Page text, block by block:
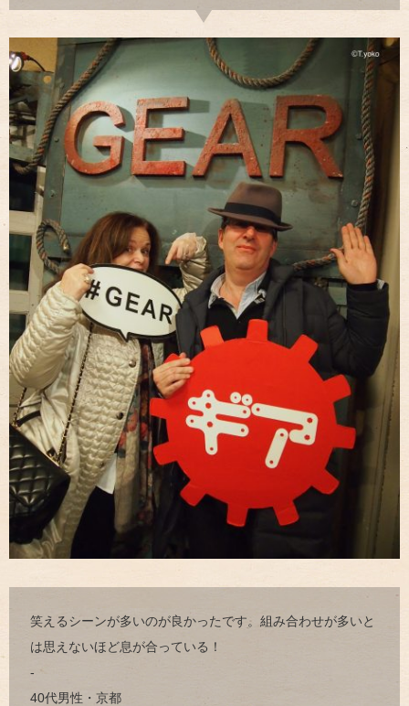
笑えるシーンが多いのが良かったです。組み合わせが多いと
は思えないほど息が合っている！
-
40代男性・京都